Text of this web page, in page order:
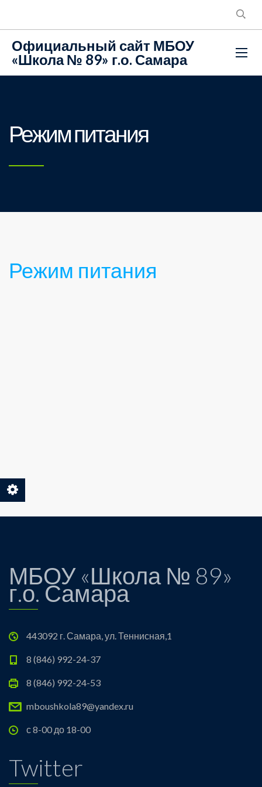
Официальный сайт МБОУ
«Школа № 89» г.о. Самара
Режим питания
Режим питания
МБОУ «Школа № 89»
г.о. Самара
443092 г. Самара, ул. Теннисная,1
8 (846) 992-24-37
8 (846) 992-24-53
mboushkola89@yandex.ru
с 8-00 до 18-00
Twitter